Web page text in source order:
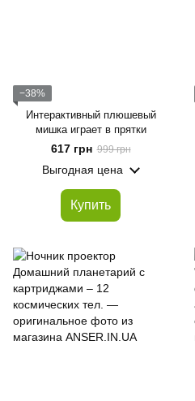
−38%
Интерактивный плюшевый
мишка играет в прятки
617 грн 999 грн
Выгодная цена
Купить